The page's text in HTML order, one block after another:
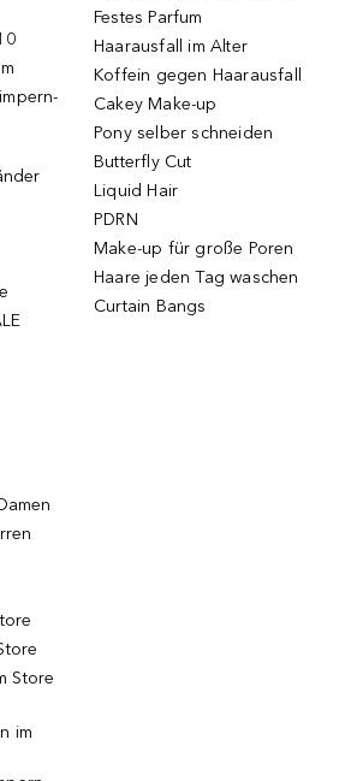
Festes Parfum
Haarausfall im Alter
Koffein gegen Haarausfall
Cakey Make-up
Pony selber schneiden
Butterfly Cut
Liquid Hair
PDRN
Make-up für große Poren
Haare jeden Tag waschen
Curtain Bangs
Store
im